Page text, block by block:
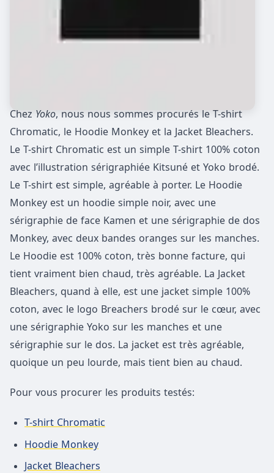
Chez Yoko, nous nous sommes procurés le T-shirt
Chromatic, le Hoodie Monkey et la Jacket Bleachers.
Le T-shirt Chromatic est un simple T-shirt 100% coton
avec l’illustration sérigraphiée Kitsuné et Yoko brodé.
Le T-shirt est simple, agréable à porter. Le Hoodie
Monkey est un hoodie simple noir, avec une
sérigraphie de face Kamen et une sérigraphie de dos
Monkey, avec deux bandes oranges sur les manches.
Le Hoodie est 100% coton, très bonne facture, qui
tient vraiment bien chaud, très agréable. La Jacket
Bleachers, quand à elle, est une jacket simple 100%
coton, avec le logo Breachers brodé sur le cœur, avec
une sérigraphie Yoko sur les manches et une
sérigraphie sur le dos. La jacket est très agréable,
quoique un peu lourde, mais tient bien au chaud.
Pour vous procurer les produits testés:
T-shirt Chromatic
Hoodie Monkey
Jacket Bleachers